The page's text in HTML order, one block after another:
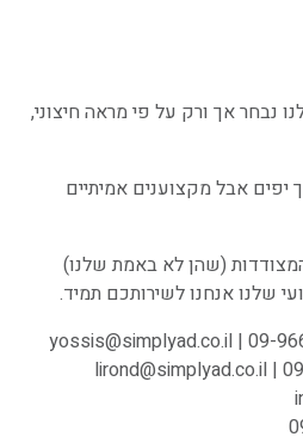
נבחר אך ורק על פי מראה חיצוני,
אבל מקצוענים אמיתיים
(שהן לא באמת שלנו)
שלנו אנחנו לשירותכם תמיד.
09-
|
yossis@simplyad.co.il
|
lirond@simplyad.co.il